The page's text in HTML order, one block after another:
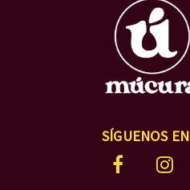
SÍGUENOS EN